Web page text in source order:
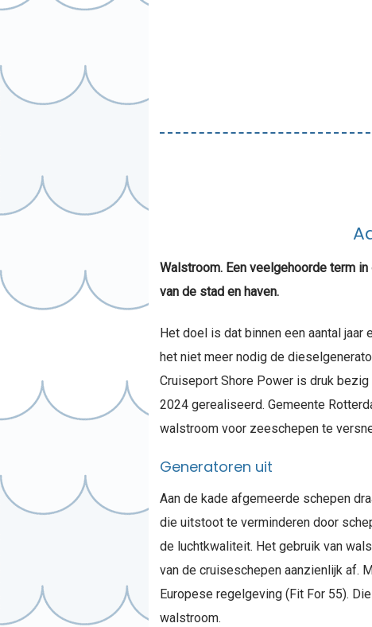
Walstroom. Een veelgehoorde term
van de stad en haven.
Het doel is dat binnen een aantal jaar
het niet meer nodig de
Cruiseport Shore Power is druk
2024 gerealiseerd. Gemeente
walstroom voor zeeschepen te
Generatoren uit
Aan de kade afgemeerde schepen
die uitstoot te verminderen door
de luchtkwaliteit. Het gebruik van
van de cruiseschepen aanzienlijk af.
Europese regelgeving (Fit For 55).
walstroom.